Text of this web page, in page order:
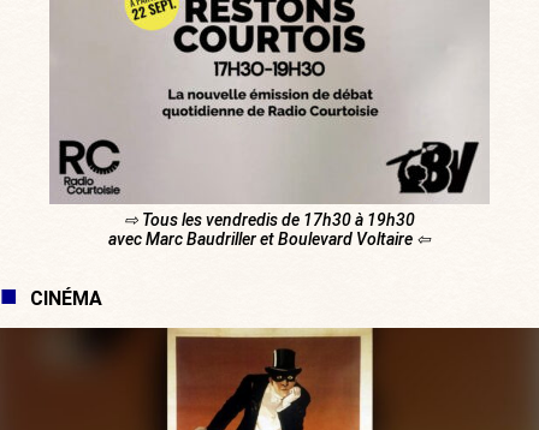
⇨ Tous les vendredis de 17h30 à 19h30
avec Marc Baudriller et Boulevard Voltaire ⇦
CINÉMA